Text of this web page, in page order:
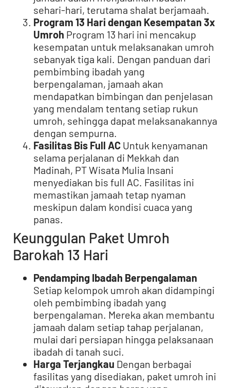
sehari-hari, terutama shalat berjamaah.
Program 13 Hari dengan Kesempatan 3x
Umroh Program 13 hari ini mencakup
kesempatan untuk melaksanakan umroh
sebanyak tiga kali. Dengan panduan dari
pembimbing ibadah yang
berpengalaman, jamaah akan
mendapatkan bimbingan dan penjelasan
yang mendalam tentang setiap rukun
umroh, sehingga dapat melaksanakannya
dengan sempurna.
Fasilitas Bis Full AC Untuk kenyamanan
selama perjalanan di Mekkah dan
Madinah, PT Wisata Mulia Insani
menyediakan bis full AC. Fasilitas ini
memastikan jamaah tetap nyaman
meskipun dalam kondisi cuaca yang
panas.
Keunggulan Paket Umroh
Barokah 13 Hari
Pendamping Ibadah Berpengalaman
Setiap kelompok umroh akan didampingi
oleh pembimbing ibadah yang
berpengalaman. Mereka akan membantu
jamaah dalam setiap tahap perjalanan,
mulai dari persiapan hingga pelaksanaan
ibadah di tanah suci.
Harga Terjangkau Dengan berbagai
fasilitas yang disediakan, paket umroh ini